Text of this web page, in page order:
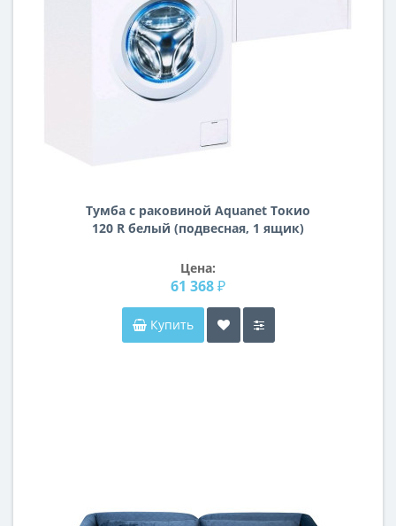
Тумба с раковиной Aquanet Токио
120 R белый (подвесная, 1 ящик)
Цена:
61 368 ₽
Купить